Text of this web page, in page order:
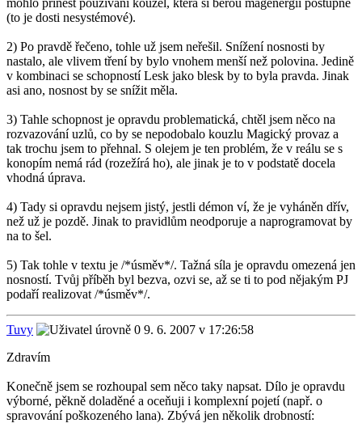
(to je dosti nesystémové).
2) Po pravdě řečeno, tohle už jsem neřešil. Snížení nosnosti by
nastalo, ale vlivem tření by bylo vnohem menší než polovina. Jedině
v kombinaci se schopností Lesk jako blesk by to byla pravda. Jinak
asi ano, nosnost by se snížit měla.
3) Tahle schopnost je opravdu problematická, chtěl jsem něco na
rozvazování uzlů, co by se nepodobalo kouzlu Magický provaz a
tak trochu jsem to přehnal. S olejem je ten problém, že v reálu se s
konopím nemá rád (rozežírá ho), ale jinak je to v podstatě docela
vhodná úprava.
4) Tady si opravdu nejsem jistý, jestli démon ví, že je vyháněn dřív,
než už je pozdě. Jinak to pravidlům neodporuje a naprogramovat by
na to šel.
5) Tak tohle v textu je /*úsměv*/. Tažná síla je opravdu omezená jen
nosností. Tvůj příběh byl bezva, ozvi se, až se ti to pod nějakým PJ
podaří realizovat /*úsměv*/.
Tuvy
9. 6. 2007 v 17:26:58
Zdravím
Konečně jsem se rozhoupal sem něco taky napsat. Dílo je opravdu
výborné, pěkně doladěné a oceňuji i komplexní pojetí (např. o
spravování poškozeného lana). Zbývá jen několik drobností: